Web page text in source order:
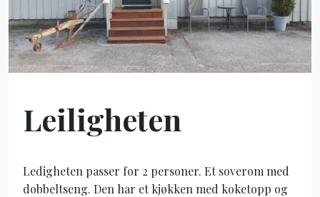
Leiligheten
Ledigheten passer for 2 personer. Et soverom med
dobbeltseng. Den har et kjøkken med koketopp og